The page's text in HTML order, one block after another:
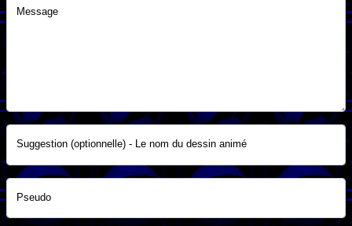
Message
Suggestion (optionnelle) - Le nom du dessin animé
Pseudo